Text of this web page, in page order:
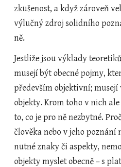
zkušenost, a když zároveň
výlučný zdroj solidního
ně.
Jestliže jsou výklady
musejí být obecné pojmy,
především objektivní;
objekty. Krom toho v nich
to, co je pro ně nezbytné.
člověka nebo v jeho poznání
nutné znaky či aspekty,
objekty myslet obecně – s